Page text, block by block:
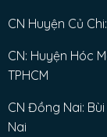
CN Huyện Củ
CN: Huyện Hóc
TPHCM
CN Đồng Nai:
Nai